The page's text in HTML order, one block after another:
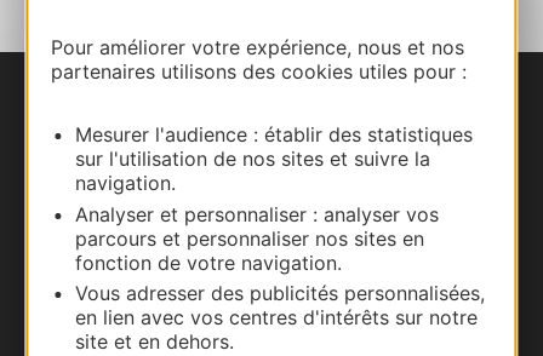
Pour améliorer votre expérience, nous et nos
partenaires utilisons des cookies utiles pour :
Mesurer l'audience : établir des statistiques
sur l'utilisation de nos sites et suivre la
navigation.
Analyser et personnaliser : analyser vos
parcours et personnaliser nos sites en
fonction de votre navigation.
Vous adresser des publicités personnalisées,
en lien avec vos centres d'intérêts sur notre
site et en dehors.
Carte interactive
Documentation